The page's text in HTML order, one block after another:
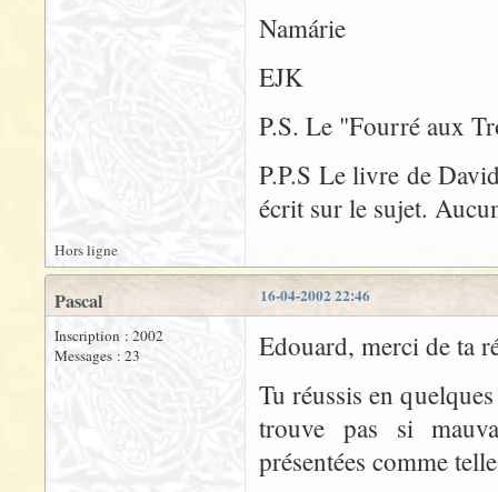
Namárie
EJK
P.S. Le "Fourré aux
P.P.S Le livre de
écrit sur le sujet.
Hors ligne
16-04-2002 22:46
Pascal
Inscription : 2002
Messages : 23
Edouard, merci de ta
Tu réussis en
trouve pas si
présentées comme